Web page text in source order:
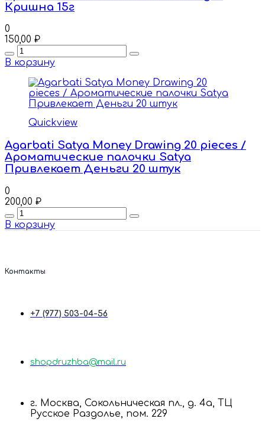
Кришна 15г
0
150,00 ₽
Quantity
В корзину
Quickview
Agarbati Satya Money Drawing 20 pieces /
Ароматические палочки Satya
Привлекает Деньги 20 штук
0
200,00 ₽
Quantity
В корзину
Контакты
+7 (977) 503-04-56
shopdruzhba@mail.ru
г. Москва, Сокольническая пл., д. 4а, ТЦ
Русское Раздолье, пом. 229